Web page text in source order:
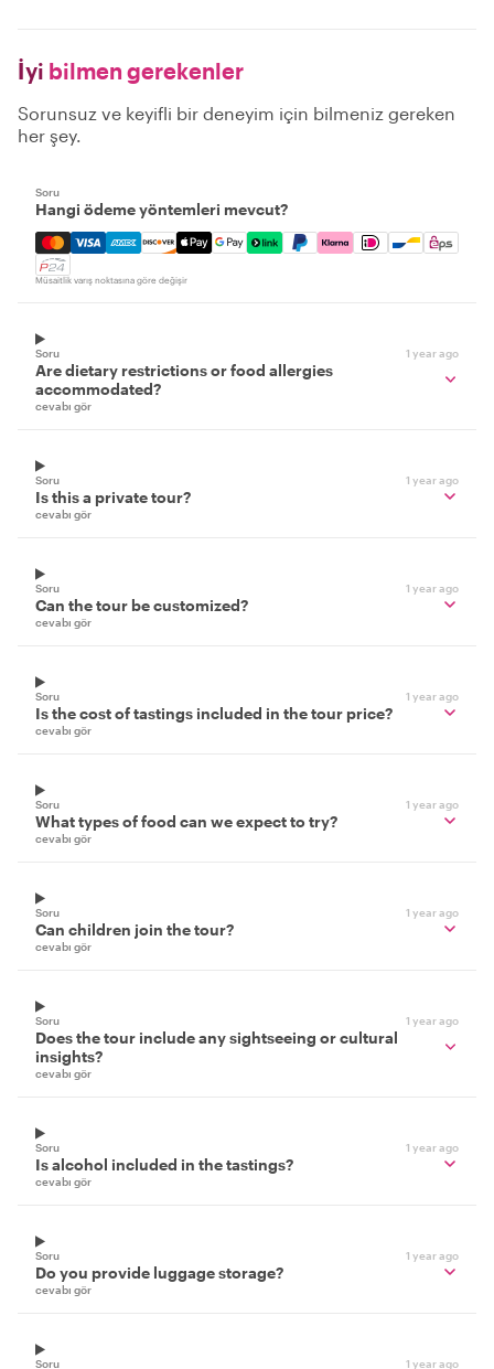
İyi bilmen gerekenler
Sorunsuz ve keyifli bir deneyim için bilmeniz gereken
her şey.
Soru
Hangi ödeme yöntemleri mevcut?
Mastercard, Visa, Amex, Discover, Apple Pay, Google
Müsaitlik varış noktasına göre değişir
Soru 1 year ago
Are dietary restrictions or food allergies
accommodated?
cevabı gör
Soru 1 year ago
Is this a private tour?
cevabı gör
Soru 1 year ago
Can the tour be customized?
cevabı gör
Soru 1 year ago
Is the cost of tastings included in the tour price?
cevabı gör
Soru 1 year ago
What types of food can we expect to try?
cevabı gör
Soru 1 year ago
Can children join the tour?
cevabı gör
Soru 1 year ago
Does the tour include any sightseeing or cultural
insights?
cevabı gör
Soru 1 year ago
Is alcohol included in the tastings?
cevabı gör
Soru 1 year ago
Do you provide luggage storage?
cevabı gör
Soru 1 year ago